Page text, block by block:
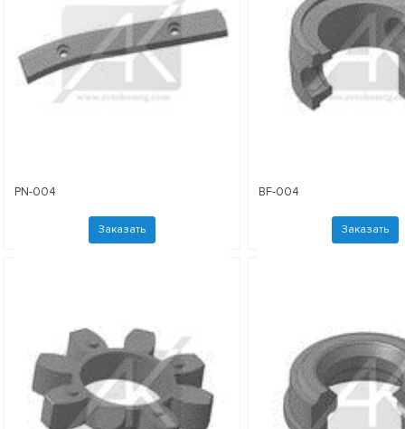
PN-004
Заказать
BF-004
Заказать